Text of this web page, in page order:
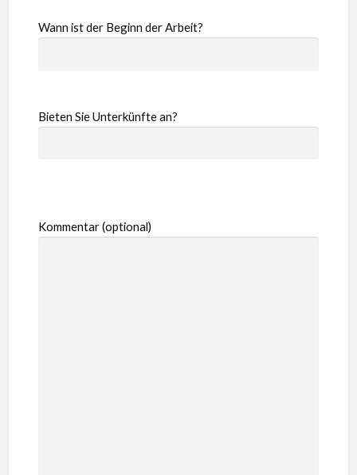
Wann ist der Beginn der Arbeit?
Bieten Sie Unterkünfte an?
Kommentar (optional)